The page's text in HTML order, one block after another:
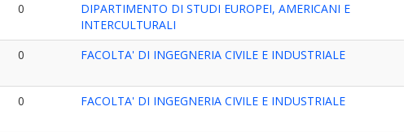
0
DIPARTIMENTO DI STUDI EUROPEI, AMERICANI E
INTERCULTURALI
0 FACOLTA' DI INGEGNERIA CIVILE E INDUSTRIALE
0 FACOLTA' DI INGEGNERIA CIVILE E INDUSTRIALE